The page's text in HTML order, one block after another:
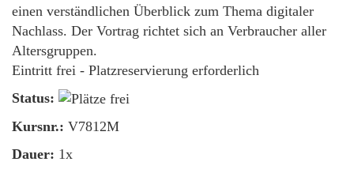
einen verständlichen Überblick zum Thema digitaler
Nachlass. Der Vortrag richtet sich an Verbraucher aller
Altersgruppen.
Eintritt frei - Platzreservierung erforderlich
Status:
Kursnr.: V7812M
Dauer: 1x